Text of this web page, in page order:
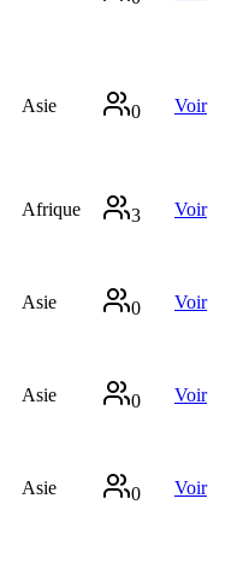
Asie 0 Voir
Afrique 3 Voir
Asie 0 Voir
Asie 0 Voir
Asie 0 Voir